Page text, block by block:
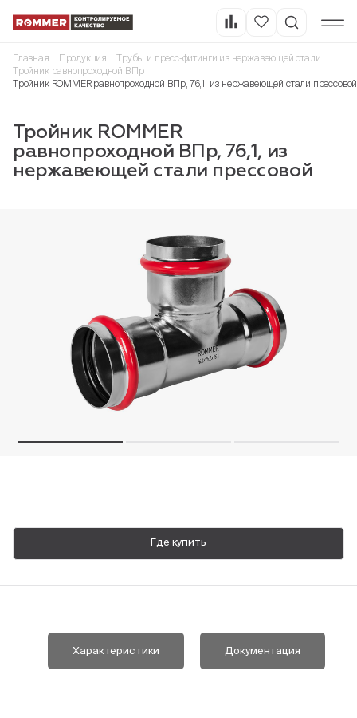
Главная Продукция
Трубы и пресс-фитинги из нержавеющей стали
Тройник равнопроходной ВПр
Тройник ROMMER равнопроходной ВПр, 76,1, из нержавеющей стали прессовой
Тройник ROMMER
равнопроходной ВПр, 76,1, из
нержавеющей стали прессовой
Где купить
Характеристики Документация